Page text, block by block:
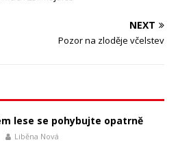
NEXT
Pozor na zloděje včelstev
lese se pohybujte opatrně
Liběna Nová